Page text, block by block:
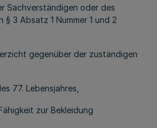
Sachverständigen oder des
3 Absatz 1 Nummer 1 und 2
gegenüber der zuständigen
77. Lebensjahres,
zur Bekleidung